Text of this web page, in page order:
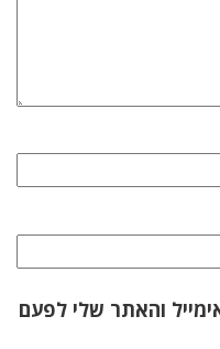
והאתר שלי לפעם